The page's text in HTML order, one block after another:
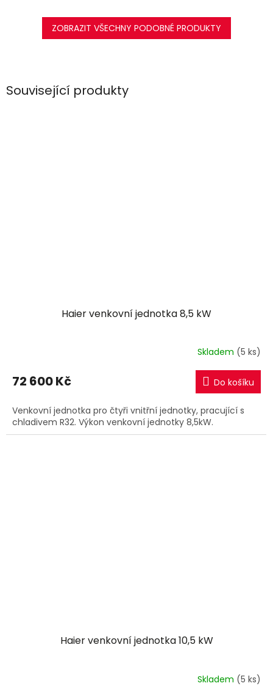
Související produkty
Haier venkovní jednotka 8,5 kW
Skladem (5 ks)
72 600 Kč Do košíku
Venkovní jednotka pro čtyři vnitřní jednotky, pracující s
chladivem R32. Výkon venkovní jednotky 8,5kW.
Haier venkovní jednotka 10,5 kW
Skladem (5 ks)
ZOBRAZIT VŠECHNY PODOBNÉ PRODUKTY